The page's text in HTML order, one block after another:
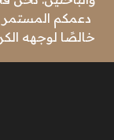
دعمكم المستمر
خالصًا لوجهه